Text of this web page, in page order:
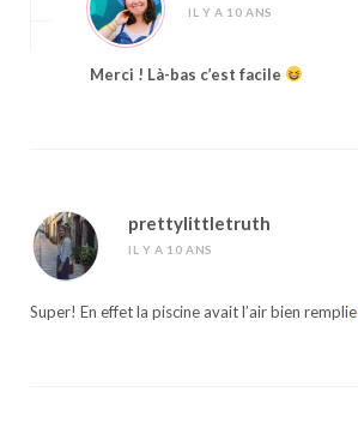
IL Y A 10 ANS
Merci ! Là-bas c’est facile
prettylittletruth
IL Y A 10 ANS
Super! En effet la piscine avait l’air bien remplie